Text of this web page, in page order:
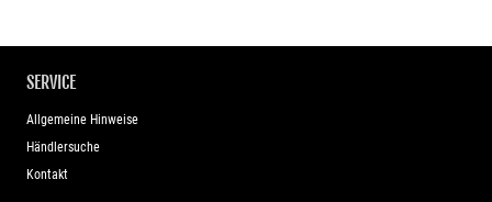
SERVICE
Allgemeine Hinweise
Händlersuche
Kontakt